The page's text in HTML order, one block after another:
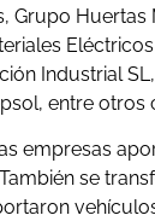
Grupo Huertas
Industrial
entre
empresas
se